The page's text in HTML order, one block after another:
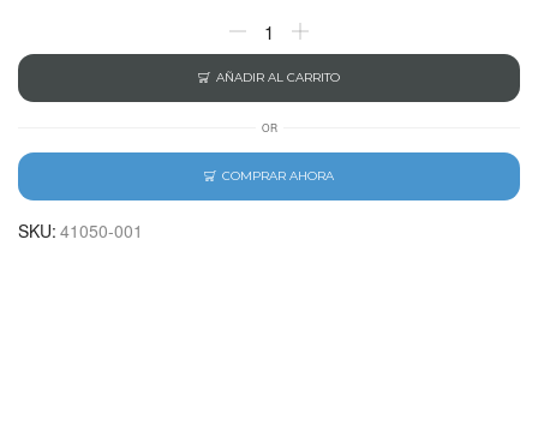
AÑADIR AL CARRITO
OR
COMPRAR AHORA
SKU: 41050-001